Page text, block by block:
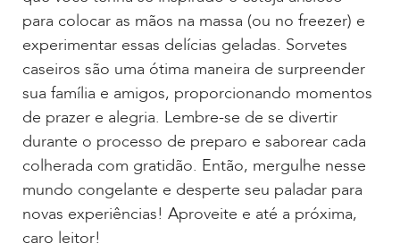
para colocar as mãos na massa (ou no freezer) e
experimentar essas delícias geladas. Sorvetes
caseiros são uma ótima maneira de surpreender
sua família e amigos, proporcionando momentos
de prazer e alegria. Lembre-se de se divertir
durante o processo de preparo e saborear cada
colherada com gratidão. Então, mergulhe nesse
mundo congelante e desperte seu paladar para
novas experiências! Aproveite e até a próxima,
caro leitor!